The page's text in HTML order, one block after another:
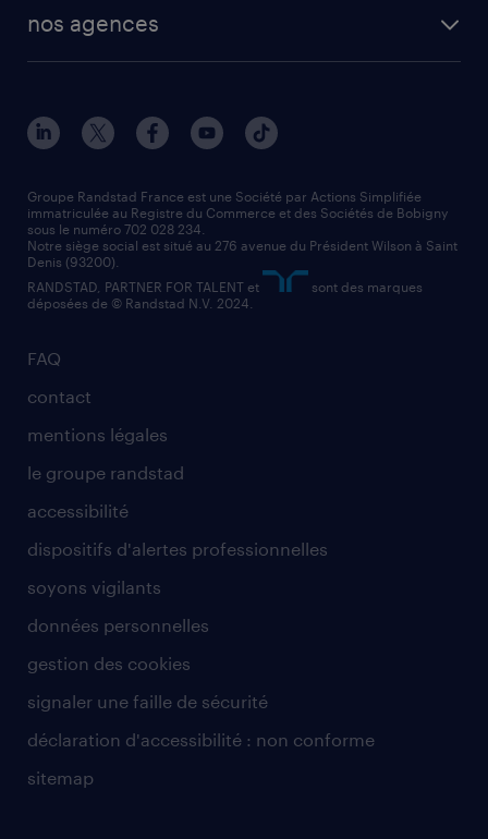
manutentionnaire
assistant administratif
comptable
solutions opérationnelles
contact entreprise
faq intérim / recrutement
nos agences
nos agences par ville
nos agences par région
nos cabinets de recrutement
FAQ
contact
mentions légales
le groupe randstad
accessibilité
dispositifs d'alertes professionnelles
soyons vigilants
données personnelles
gestion des cookies
signaler une faille de sécurité
déclaration d'accessibilité : non conforme
sitemap
Groupe Randstad France est une Société par Actions Simplifiée
immatriculée au Registre du Commerce et des Sociétés de Bobigny
sous le numéro 702 028 234.
Notre siège social est situé au 276 avenue du Président Wilson à Saint
Denis (93200).
RANDSTAD, PARTNER FOR TALENT et
sont des marques
déposées de © Randstad N.V. 2024.